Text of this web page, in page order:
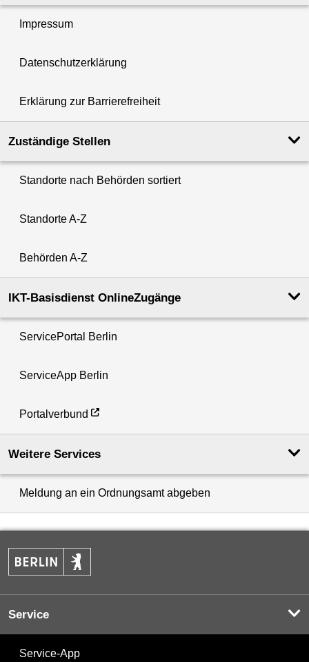
Impressum
Datenschutzerklärung
Erklärung zur Barrierefreiheit
Zuständige Stellen
Standorte nach Behörden sortiert
Standorte A-Z
Behörden A-Z
IKT-Basisdienst OnlineZugänge
ServicePortal Berlin
ServiceApp Berlin
Portalverbund
Weitere Services
Meldung an ein Ordnungsamt abgeben
Service
Service-App